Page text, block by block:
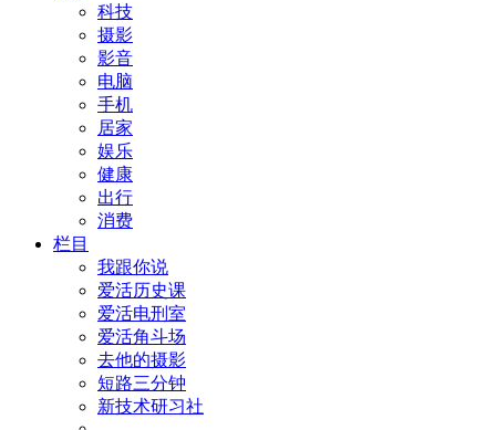
科技
摄影
影音
电脑
手机
居家
娱乐
健康
出行
消费
栏目
我跟你说
爱活历史课
爱活电刑室
爱活角斗场
去他的摄影
短路三分钟
新技术研习社